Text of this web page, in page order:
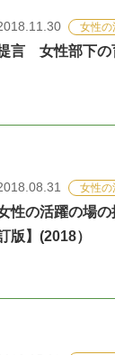
女性の
言 女性部下の
女性の
性の活躍の場
版】(2018）